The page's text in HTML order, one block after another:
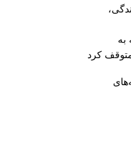
پناهندگی،
به
کرد